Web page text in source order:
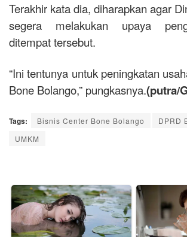
Terakhir kata dia, diharapkan agar
segera melakukan upaya
ditempat tersebut.
“Ini tentunya untuk peningkatan
Bone Bolango,” pungkasnya.(putra/
Tags: Bisnis Center Bone Bolango
DPRD
UMKM